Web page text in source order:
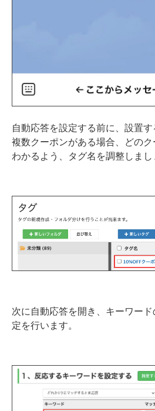
自動応答を設定する前に、設置す
複数クーポンがある場合、どの
わかるよう、タグ名を調整しまし
次に自動応答を開き、キーワー
定を行います。